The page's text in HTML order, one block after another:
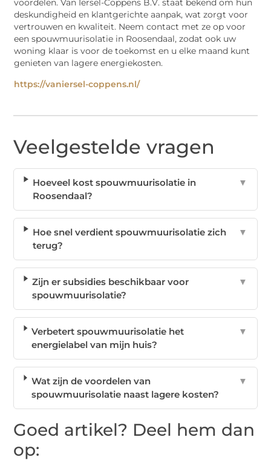
voordelen. Van Iersel-Coppens B.V. staat bekend om hun
deskundigheid en klantgerichte aanpak, wat zorgt voor
vertrouwen en kwaliteit. Neem contact met ze op voor
een spouwmuurisolatie in Roosendaal, zodat ook uw
woning klaar is voor de toekomst en u elke maand kunt
genieten van lagere energiekosten.
https://vaniersel-coppens.nl/
Veelgestelde vragen
Hoeveel kost spouwmuurisolatie in
Roosendaal?
▼
Hoe snel verdient spouwmuurisolatie zich
terug?
▼
Zijn er subsidies beschikbaar voor
spouwmuurisolatie?
▼
Verbetert spouwmuurisolatie het
energielabel van mijn huis?
▼
Wat zijn de voordelen van
spouwmuurisolatie naast lagere kosten?
▼
Goed artikel? Deel hem dan
op: